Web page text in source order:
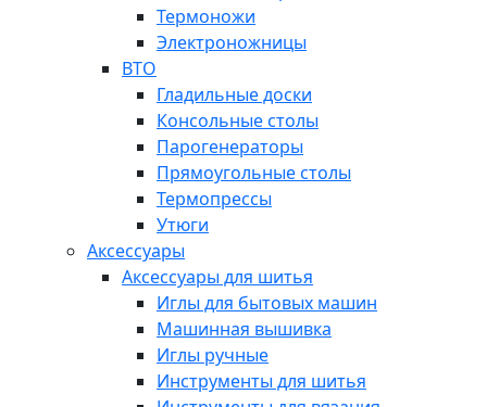
Термоножи
Электроножницы
ВТО
Гладильные доски
Консольные столы
Парогенераторы
Прямоугольные столы
Термопрессы
Утюги
Аксессуары
Аксессуары для шитья
Иглы для бытовых машин
Машинная вышивка
Иглы ручные
Инструменты для шитья